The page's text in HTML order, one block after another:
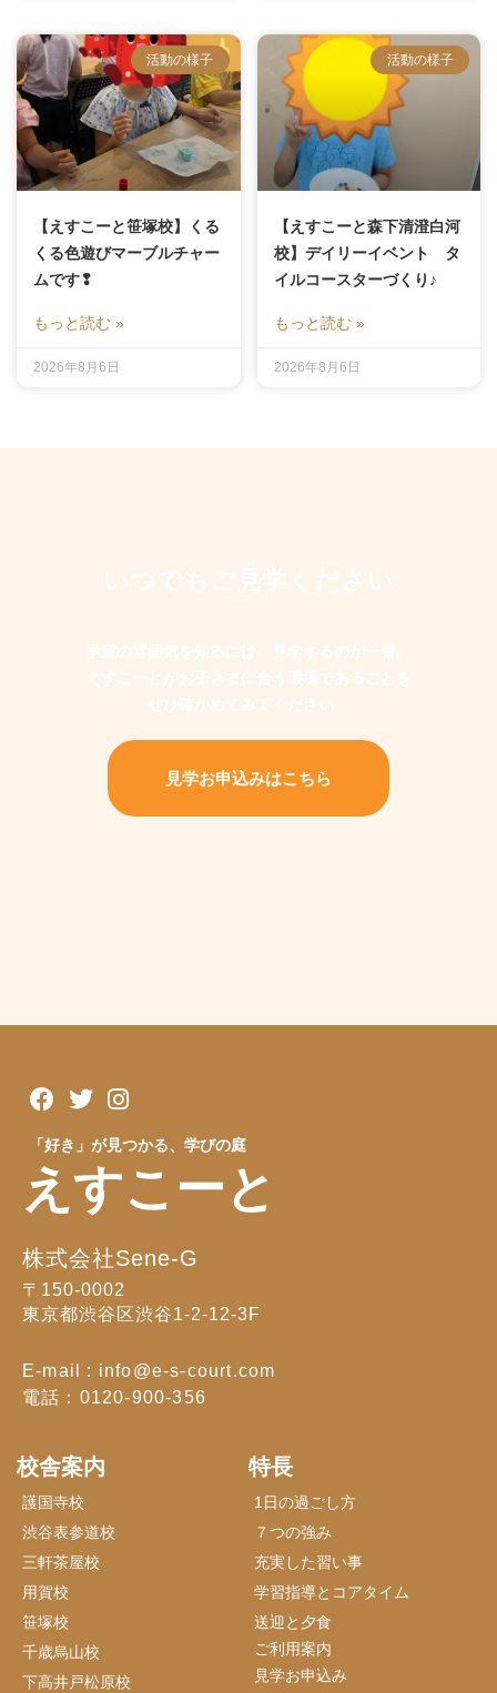
活動の様子
【えすこーと笹塚校】くる
くる色遊びマーブルチャー
ムです❢
もっと読む »
2026年8月6日
活動の様子
【えすこーと森下清澄白河
校】デイリーイベント タ
イルコースターづくり♪
もっと読む »
2026年8月6日
見学お申込みはこちら
「好き」が見つかる、学びの庭
えすこーと
株式会社Sene-G
〒150-0002
東京都渋谷区渋谷1-2-12-3F
E-mail : info@e-s-court.com
電話：0120-900-356
校舎案内
護国寺校
渋谷表参道校
三軒茶屋校
用賀校
笹塚校
千歳烏山校
下高井戸松原校
特長
1日の過ごし方
７つの強み
充実した習い事
学習指導とコアタイム
送迎と夕食
ご利用案内
見学お申込み